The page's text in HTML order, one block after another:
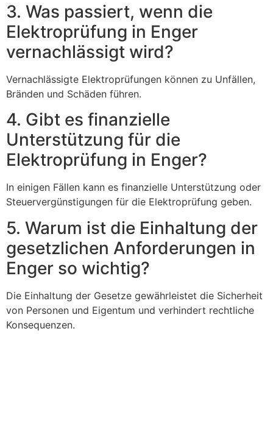
3. Was passiert, wenn die
Elektroprüfung in Enger
vernachlässigt wird?
Vernachlässigte Elektroprüfungen können zu Unfällen,
Bränden und Schäden führen.
4. Gibt es finanzielle
Unterstützung für die
Elektroprüfung in Enger?
In einigen Fällen kann es finanzielle Unterstützung oder
Steuervergünstigungen für die Elektroprüfung geben.
5. Warum ist die Einhaltung der
gesetzlichen Anforderungen in
Enger so wichtig?
Die Einhaltung der Gesetze gewährleistet die Sicherheit
von Personen und Eigentum und verhindert rechtliche
Konsequenzen.